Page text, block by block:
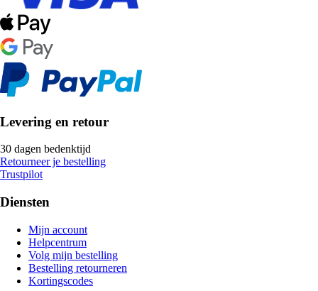
Levering en retour
30 dagen bedenktijd
Retourneer je bestelling
Trustpilot
Diensten
Mijn account
Helpcentrum
Volg mijn bestelling
Bestelling retourneren
Kortingscodes